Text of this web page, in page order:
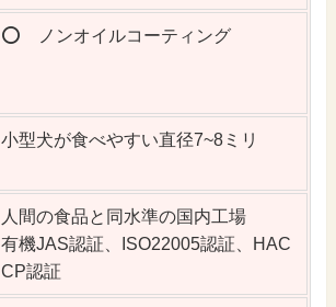
⭕️ ノンオイルコーティング
小型犬が食べやすい直径7~8ミリ
人間の食品と同水準の国内工場
有機JAS認証、ISO22005認証、HAC
CP認証